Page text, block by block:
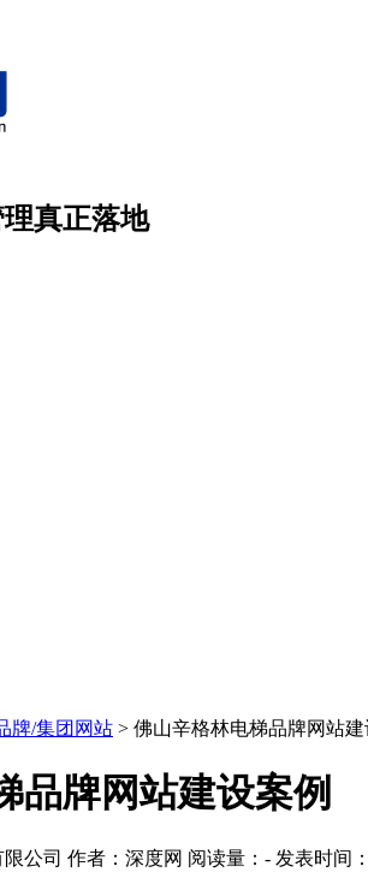
真正落地
牌/集团网站 > 佛山辛格林电梯品牌网站建
品牌网站建设案例
公司 作者：深度网 阅读量： - 发表时间